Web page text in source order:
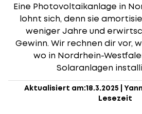
Eine Photovoltaikanlage in
lohnt sich, denn sie
weniger Jahre und
Gewinn. Wir rechnen dir vor,
wo in Nordrhein-
Solaranlagen
Aktualisiert am:18.3.2025
Lesezeit